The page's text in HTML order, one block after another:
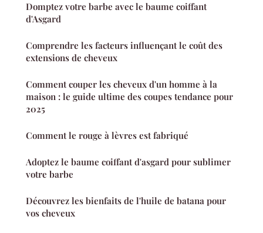
Domptez votre barbe avec le baume coiffant
d'Asgard
Comprendre les facteurs influençant le coût des
extensions de cheveux
Comment couper les cheveux d'un homme à la
maison : le guide ultime des coupes tendance pour
2025
Comment le rouge à lèvres est fabriqué
Adoptez le baume coiffant d'asgard pour sublimer
votre barbe
Découvrez les bienfaits de l'huile de batana pour
vos cheveux